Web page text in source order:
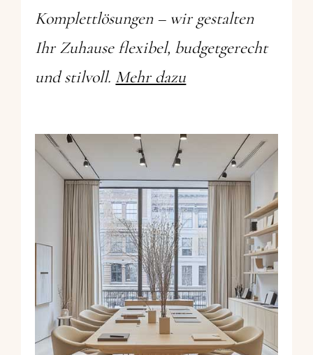
Komplettlösungen – wir gestalten
Ihr Zuhause flexibel, budgetgerecht
und stilvoll. Mehr dazu